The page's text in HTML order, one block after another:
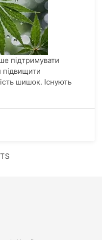
підтримувати
підвищити
шишок. Існують